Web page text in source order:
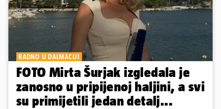
RADNO U DALMACIJI
FOTO Mirta Šurjak izgledala je
zanosno u pripijenoj haljini, a svi
su primijetili jedan detalj...